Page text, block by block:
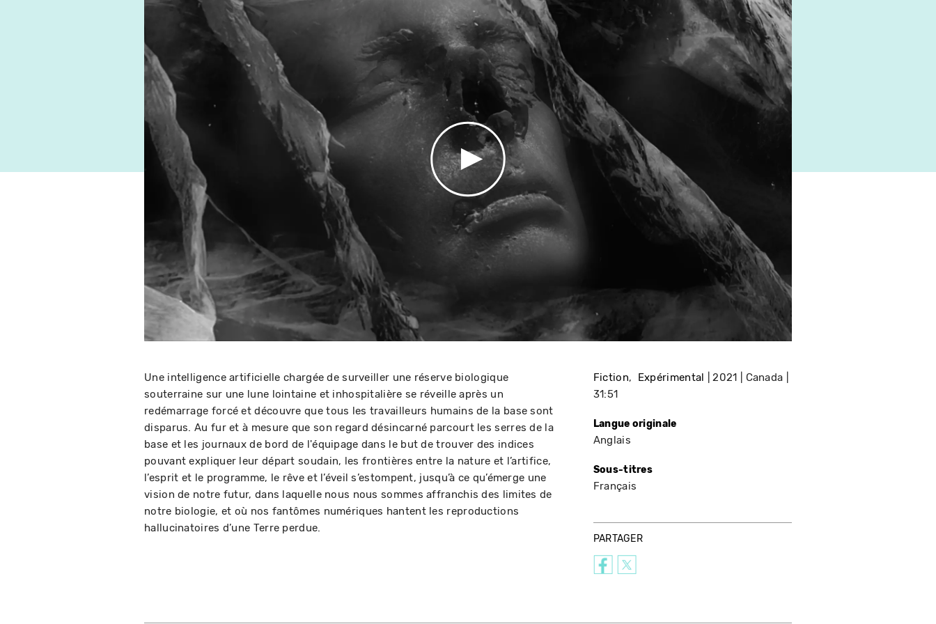
Une intelligence artificielle chargée de surveiller une réserve biologique
souterraine sur une lune lointaine et inhospitalière se réveille après un
redémarrage forcé et découvre que tous les travailleurs humains de la base sont
disparus. Au fur et à mesure que son regard désincarné parcourt les serres de la
base et les journaux de bord de l'équipage dans le but de trouver des indices
pouvant expliquer leur départ soudain, les frontières entre la nature et l’artifice,
l’esprit et le programme, le rêve et l’éveil s’estompent, jusqu’à ce qu’émerge une
vision de notre futur, dans laquelle nous nous sommes affranchis des limites de
notre biologie, et où nos fantômes numériques hantent les reproductions
hallucinatoires d’une Terre perdue.
Fiction Expérimental 2021
Canada
31:51
Langue originale
Anglais
Sous-titres
Français
PARTAGER